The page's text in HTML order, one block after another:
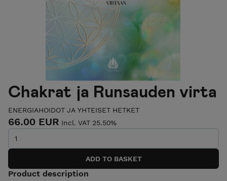
Chakrat ja Runsauden virta
ENERGIAHOIDOT JA YHTEISET HETKET
66.00 EUR Incl. VAT 25.50%
Product description